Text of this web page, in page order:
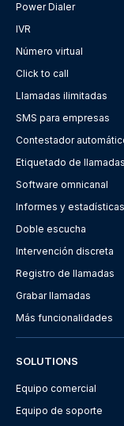
Power Dialer
IVR
Número virtual
Click to call
Llamadas ilimitadas
SMS para empresas
Contestador
Etiquetado de llamadas
Software omnicanal
Informes y estadísticas
Doble escucha
Intervención discreta
Registro de llamadas
Grabar llamadas
Más funcionalidades
SOLUTIONS
Equipo comercial
Equipo de soporte